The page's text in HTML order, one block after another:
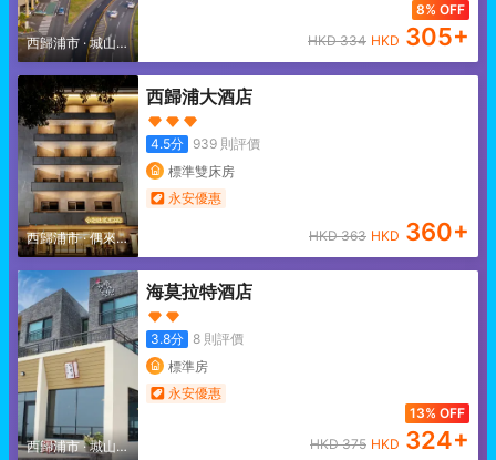
西歸浦市 ·城山日
出峯/表善面
8% OFF
HKD334 HKD 305+
西歸浦市·偶來市
場
西歸浦大酒店
4.5分 939則評價
標準雙床房
永安優惠
HKD363 HKD 360+
西歸浦市·城山日
海莫拉特酒店
3.8分 8則評價
標準房
永安優惠
13% OFF
HKD375 HKD 324+